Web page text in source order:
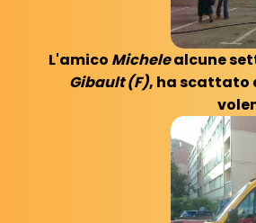
L'amico Michelealcune
Gibault (F), ha scattato